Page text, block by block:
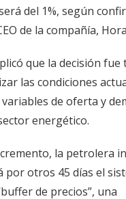
del 1%, según
de la compañía,
que la decisión fue
las condiciones
de oferta y
energético.
la petrolera
por otros 45 días el
de precios”, una